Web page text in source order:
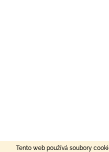
Tento web používá soubory